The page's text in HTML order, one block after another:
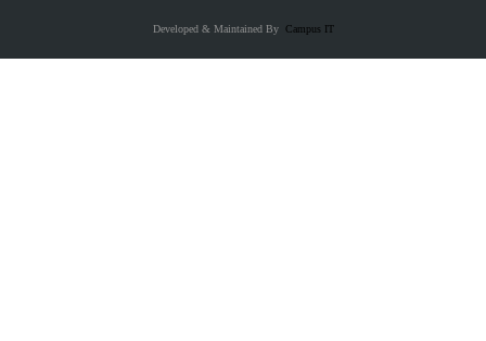
Developed & Maintained ByCampus IT